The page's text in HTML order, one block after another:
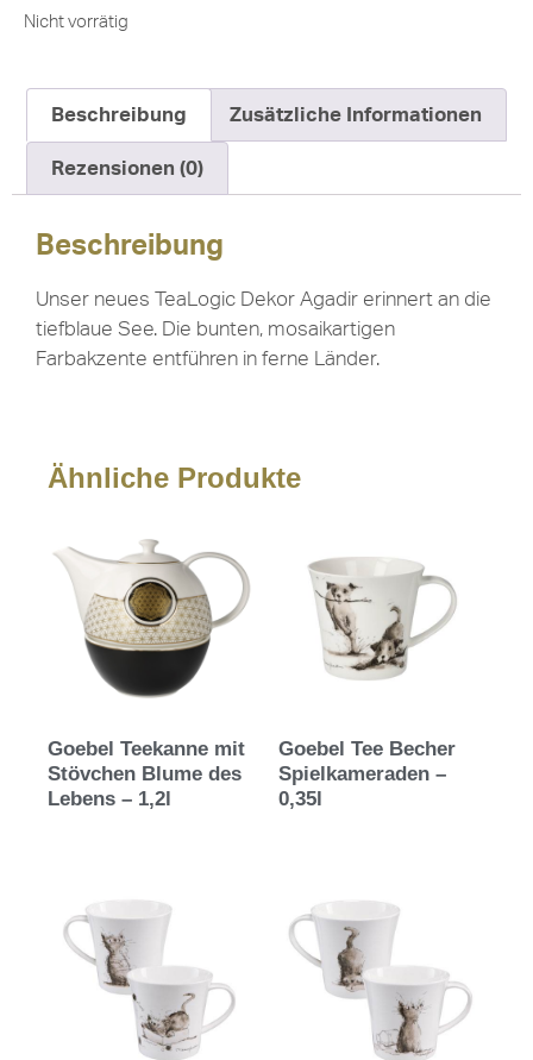
Nicht vorrätig
Beschreibung Zusätzliche Informationen
Rezensionen (0)
Beschreibung
Unser neues TeaLogic Dekor Agadir erinnert an die
tiefblaue See. Die bunten, mosaikartigen
Farbakzente entführen in ferne Länder.
Ähnliche Produkte
Goebel Teekanne mit
Stövchen Blume des
Lebens – 1,2l
Goebel Tee Becher
Spielkameraden –
0,35l